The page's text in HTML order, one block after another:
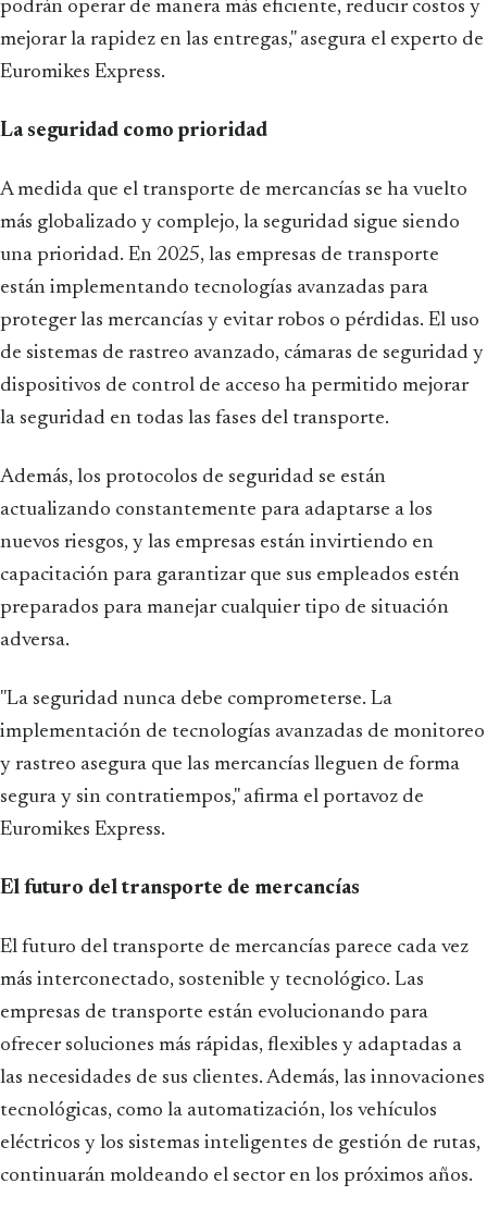
podrán operar de manera más eficiente, reducir costos y
mejorar la rapidez en las entregas," asegura el experto de
Euromikes Express.
La seguridad como prioridad
A medida que el transporte de mercancías se ha vuelto
más globalizado y complejo, la seguridad sigue siendo
una prioridad. En 2025, las empresas de transporte
están implementando tecnologías avanzadas para
proteger las mercancías y evitar robos o pérdidas. El uso
de sistemas de rastreo avanzado, cámaras de seguridad y
dispositivos de control de acceso ha permitido mejorar
la seguridad en todas las fases del transporte.
Además, los protocolos de seguridad se están
actualizando constantemente para adaptarse a los
nuevos riesgos, y las empresas están invirtiendo en
capacitación para garantizar que sus empleados estén
preparados para manejar cualquier tipo de situación
adversa.
"La seguridad nunca debe comprometerse. La
implementación de tecnologías avanzadas de monitoreo
y rastreo asegura que las mercancías lleguen de forma
segura y sin contratiempos," afirma el portavoz de
Euromikes Express.
El futuro del transporte de mercancías
El futuro del transporte de mercancías parece cada vez
más interconectado, sostenible y tecnológico. Las
empresas de transporte están evolucionando para
ofrecer soluciones más rápidas, flexibles y adaptadas a
las necesidades de sus clientes. Además, las innovaciones
tecnológicas, como la automatización, los vehículos
eléctricos y los sistemas inteligentes de gestión de rutas,
continuarán moldeando el sector en los próximos años.